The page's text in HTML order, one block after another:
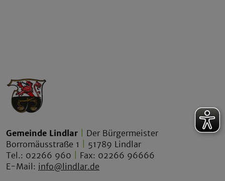
Gemeinde Lindlar
Der Bürgermeister
Borromäusstraße 1
51789 Lindlar
Tel.: 02266 960
Fax: 02266 96666
E-Mail: info@lindlar.de